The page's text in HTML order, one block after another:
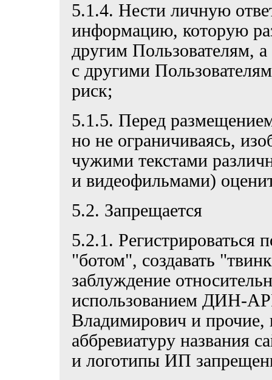
5.1.4. Нести личную
информацию, которую
другим Пользователям,
с другими
риск;
5.1.5. Перед
но не ограничиваясь,
чужими текстами
и видеофильмами)
5.2. Запрещается
5.2.1.
"ботом", создавать
заблуждение
использованием ДИН-
Владимирович и
аббревиатуру названия
и логотипы ИП